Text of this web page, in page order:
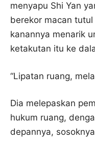
menyapu Shi Yan
berekor macan
kanannya menarik
ketakutan itu ke
“Lipatan ruang,
Dia melepaskan
hukum ruang,
depannya,